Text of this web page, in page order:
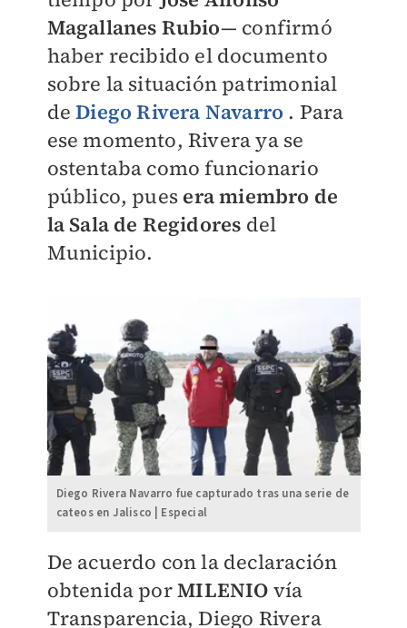
Magallanes Rubio— confirmó
haber recibido el documento
sobre la situación patrimonial
deDiego Rivera Navarro . Para
ese momento, Rivera ya se
ostentaba como funcionario
público, pues era miembro de
la Sala de Regidores del
Municipio.
Diego Rivera Navarro fue capturado tras una serie de
cateos en Jalisco | Especial
​De acuerdo con la declaración
obtenida porMILENIO vía
Transparencia, Diego Rivera